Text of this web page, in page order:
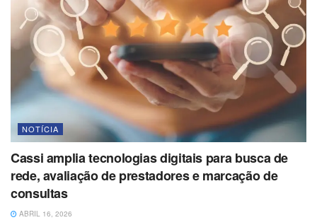
NOTÍCIA
Cassi amplia tecnologias digitais para busca de
rede, avaliação de prestadores e marcação de
consultas
ABRIL 16, 2026